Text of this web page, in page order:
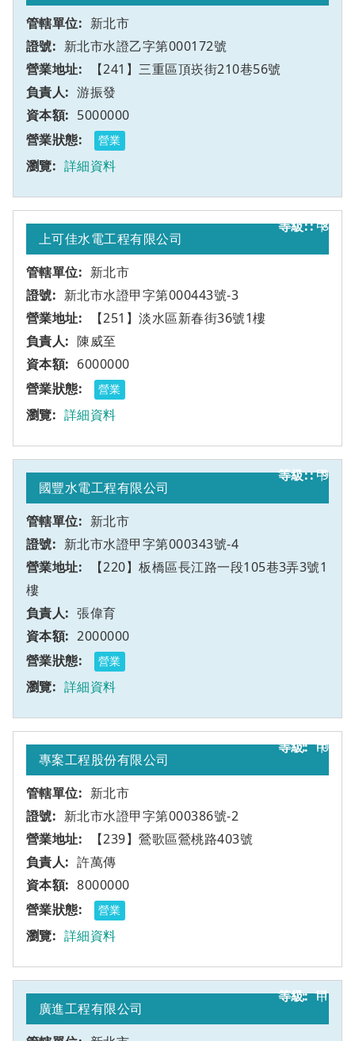
新北市
新北市水證乙字第000172號
【241】三重區頂崁街210巷56號
游振發
5000000
營業
詳細資料
8
上可佳水電工程有限公司
新北市
新北市水證甲字第000443號-3
【251】淡水區新春街36號1樓
甲
陳威至
6000000
營業
詳細資料
9
國豐水電工程有限公司
新北市
新北市水證甲字第000343號-4
【220】板橋區長江路一段105巷3弄3號1
樓
甲
張偉育
2000000
營業
詳細資料
10
專案工程股份有限公司
新北市
新北市水證甲字第000386號-2
【239】鶯歌區鶯桃路403號
甲
許萬傳
8000000
營業
詳細資料
11
廣進工程有限公司
甲